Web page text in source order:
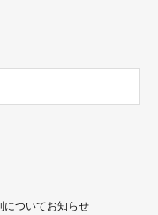
ついてお知らせ